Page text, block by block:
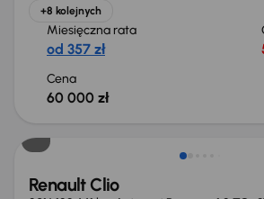
+8 kolejnych
Miesięczna rata
od 357 zł
Cena
60 000 zł
Renault Clio